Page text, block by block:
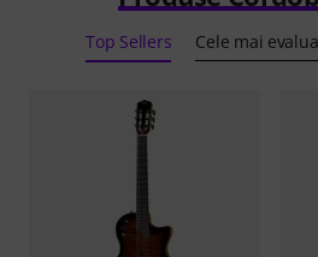
Top Sellers Cele mai